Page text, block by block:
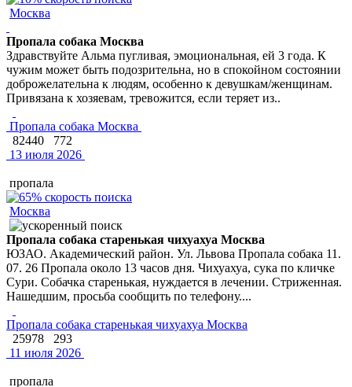
Москва
Пропала собака Москва
Здравствуйте Альма пугливая, эмоциональная, ей 3 года. К
чужим может быть подозрительна, но в спокойном состоянии
доброжелательна к людям, особенно к девушкам/женщинам.
Привязана к хозяевам, тревожится, если теряет из..
Пропала собака Москва
82440
772
13 июля 2026
пропала
Москва
Пропала собака старенькая чихуахуа Москва
ЮЗАО. Академический район. Ул. Львова Пропала собака 11.
07. 26 Пропала около 13 часов дня. Чихуахуа, сука по кличке
Сури. Собачка старенькая, нуждается в лечении. Стриженная.
Нашедшим, просьба сообщить по телефону....
Пропала собака старенькая чихуахуа Москва
25978
293
11 июля 2026
пропала